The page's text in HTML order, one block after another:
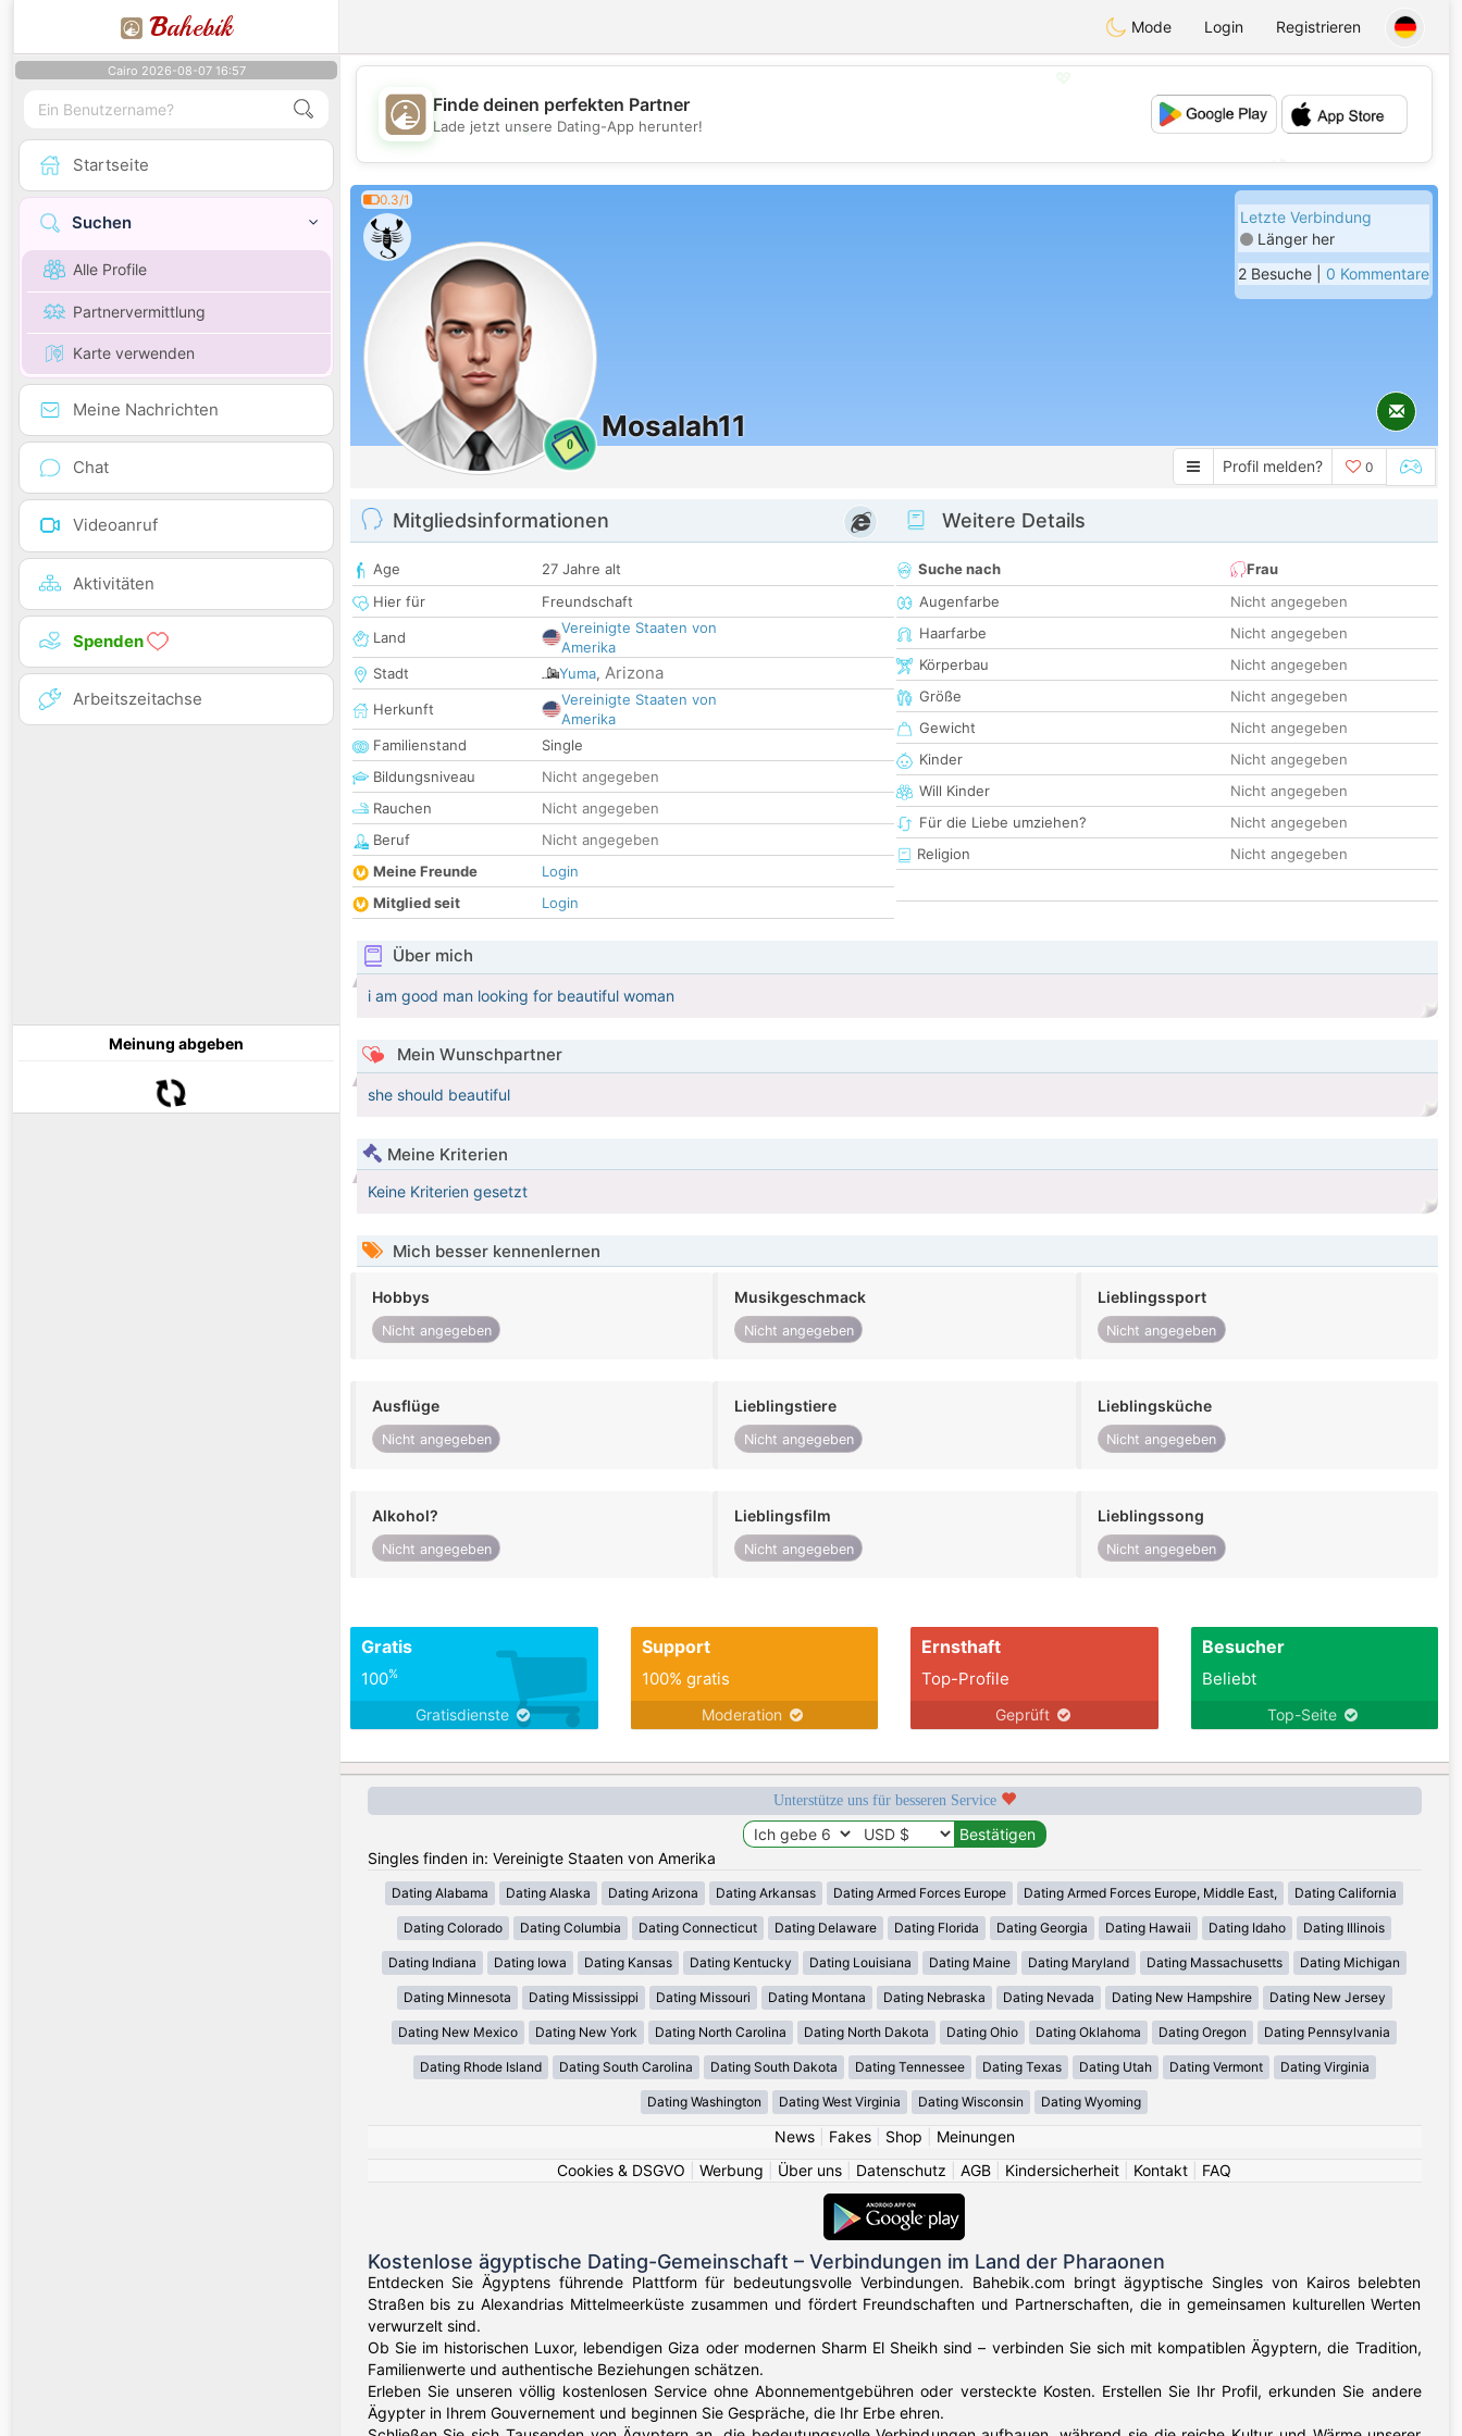
Bahebik Mode Login Registrieren
Cairo 2026-08-07 16:57
Startseite
Suchen
Alle Profile
Partnervermittlung
Karte verwenden
Meine Nachrichten
Chat
Videoanruf
Aktivitäten
Spenden
Arbeitszeitachse
Meinung abgeben
💖
Finde deinen perfekten Partner
Lade jetzt unsere Dating-App herunter!
0.3/1
0
Mosalah11
Letzte Verbindung
Länger her
2 Besuche | 0 Kommentare
Profil melden? 0
Mitgliedsinformationen
Age
27 Jahre alt
Hier für
Freundschaft
Land
Vereinigte Staaten von
Amerika
Stadt
Yuma, Arizona
Herkunft
Vereinigte Staaten von
Amerika
Familienstand
Single
Bildungsniveau
Nicht angegeben
Rauchen
Nicht angegeben
Beruf
Nicht angegeben
Meine Freunde
Login
Mitglied seit
Login
Weitere Details
Suche nach
Frau
Augenfarbe
Nicht angegeben
Haarfarbe
Nicht angegeben
Körperbau
Nicht angegeben
Größe
Nicht angegeben
Gewicht
Nicht angegeben
Kinder
Nicht angegeben
Will Kinder
Nicht angegeben
Für die Liebe umziehen?
Nicht angegeben
Religion
Nicht angegeben
Über mich
i am good man looking for beautiful woman
Mein Wunschpartner
she should beautiful
Meine Kriterien
Keine Kriterien gesetzt
Mich besser kennenlernen
Hobbys
Nicht angegeben
Musikgeschmack
Nicht angegeben
Lieblingssport
Nicht angegeben
Ausflüge
Nicht angegeben
Lieblingstiere
Nicht angegeben
Lieblingsküche
Nicht angegeben
Alkohol?
Nicht angegeben
Lieblingsfilm
Nicht angegeben
Lieblingssong
Nicht angegeben
Gratis
100%
Gratisdienste
Support
100% gratis
Moderation
Ernsthaft
Top-Profile
Geprüft
Besucher
Beliebt
Top-Seite
Unterstütze uns für besseren Service
Singles finden in: Vereinigte Staaten von Amerika
Dating Alabama Dating Alaska Dating Arizona Dating Arkansas Dating Armed Forces Europe Dating Armed Forces Europe, Middle East, Dating California
Dating Colorado Dating Columbia Dating Connecticut Dating Delaware Dating Florida Dating Georgia Dating Hawaii Dating Idaho Dating Illinois
Dating Indiana Dating Iowa Dating Kansas Dating Kentucky Dating Louisiana Dating Maine Dating Maryland Dating Massachusetts Dating Michigan
Dating Minnesota Dating Mississippi Dating Missouri Dating Montana Dating Nebraska Dating Nevada Dating New Hampshire Dating New Jersey
Dating New Mexico Dating New York Dating North Carolina Dating North Dakota Dating Ohio Dating Oklahoma Dating Oregon Dating Pennsylvania
Dating Rhode Island Dating South Carolina Dating South Dakota Dating Tennessee Dating Texas Dating Utah Dating Vermont Dating Virginia
Dating Washington Dating West Virginia Dating Wisconsin Dating Wyoming
News| Fakes| Shop
Meinungen
Cookies & DSGVO
Werbung Über uns Datenschutz AGB Kindersicherheit Kontakt FAQ
Kostenlose ägyptische Dating-Gemeinschaft – Verbindungen im Land der Pharaonen
Entdecken Sie Ägyptens führende Plattform für bedeutungsvolle Verbindungen. Bahebik.com bringt ägyptische Singles von Kairos belebten
Straßen bis zu Alexandrias Mittelmeerküste zusammen und fördert Freundschaften und Partnerschaften, die in gemeinsamen kulturellen Werten
verwurzelt sind.
Ob Sie im historischen Luxor, lebendigen Giza oder modernen Sharm El Sheikh sind – verbinden Sie sich mit kompatiblen Ägyptern, die Tradition,
Familienwerte und authentische Beziehungen schätzen.
Erleben Sie unseren völlig kostenlosen Service ohne Abonnementgebühren oder versteckte Kosten. Erstellen Sie Ihr Profil, erkunden Sie andere
Ägypter in Ihrem Gouvernement und beginnen Sie Gespräche, die Ihr Erbe ehren.